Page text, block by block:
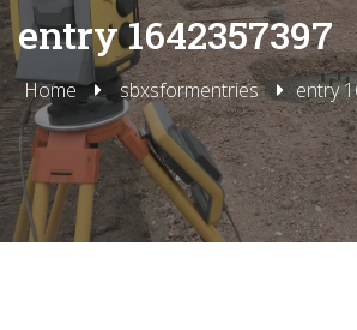
entry 1642357397
Home sbxsformentries entry